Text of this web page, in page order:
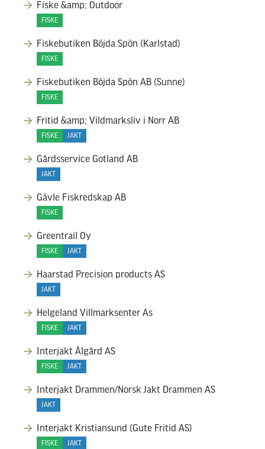
Fiske &amp; Outdoor
FISKE
Fiskebutiken Böjda Spön (Karlstad)
FISKE
Fiskebutiken Böjda Spön AB (Sunne)
FISKE
Fritid &amp; Vildmarksliv i Norr AB
FISKE JAKT
Gårdsservice Gotland AB
JAKT
Gävle Fiskredskap AB
FISKE
Greentrail Oy
FISKE JAKT
Haarstad Precision products AS
JAKT
Helgeland Villmarksenter As
FISKE JAKT
Interjakt Ålgård AS
FISKE JAKT
Interjakt Drammen/Norsk Jakt Drammen AS
JAKT
Interjakt Kristiansund (Gute Fritid AS)
FISKE JAKT